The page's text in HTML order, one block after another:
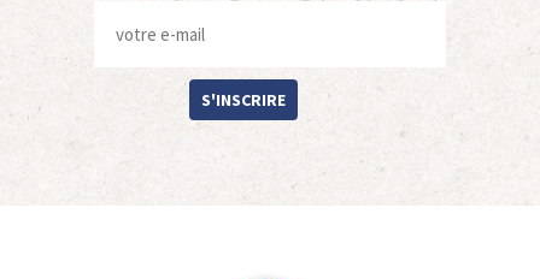
S'INSCRIRE